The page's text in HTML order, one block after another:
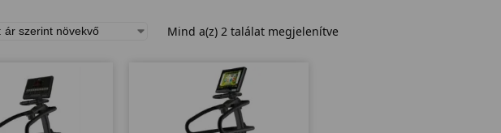
Mind a(z) 2 találat megjelenítve